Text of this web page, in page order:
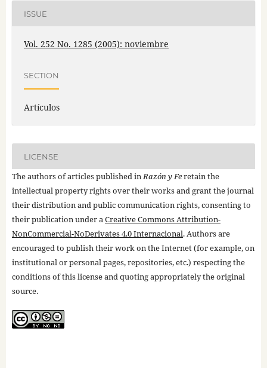
ISSUE
Vol. 252 No. 1285 (2005): noviembre
SECTION
Artículos
LICENSE
The authors of articles published inRazón y Feretain the
intellectual property rights over their works and grant the journal
their distribution and public communication rights, consenting to
their publication under aCreative Commons Attribution-
NonCommercial-NoDerivates 4.0 Internacional. Authors are
encouraged to publish their work on the Internet (for example, on
institutional or personal pages, repositories, etc.) respecting the
conditions of this license and quoting appropriately the original
source.